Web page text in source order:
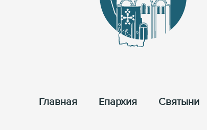
Главная Епархия Cвятыни